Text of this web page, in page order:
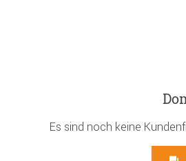
Es sind noch keine